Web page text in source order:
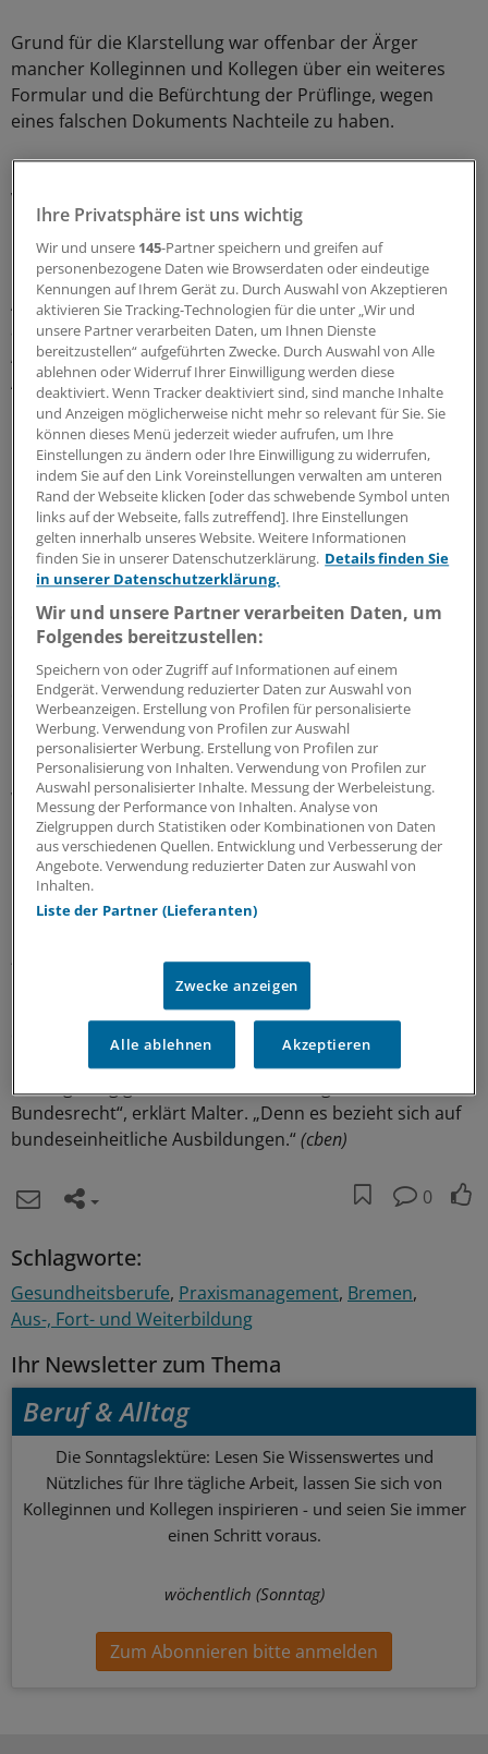
Grund für die Klarstellung war offenbar der Ärger
mancher Kolleginnen und Kollegen über ein weiteres
Formular und die Befürchtung der Prüflinge, wegen
eines falschen Dokuments Nachteile zu haben.
Vorsitzende des Prüfungsausschusses über die
Prüfungsunfähigkeit entscheidet, könnten andere
Bescheinigungen nicht anerkannt werden, so Malter.
Anders als bei Arbeitsunfähigkeitsbescheinigungen sei
auch eine rückwirkende Ausstellung unmöglich.
Allgemeine Atteste oder
Arbeitsunfähigkeitsbescheinigungen (AU-
Bescheinigungen) werden also nicht anerkannt, so die
Behörde.
Formular ausschließlich für
Gesundheitsberufe
Die Formulare würden von den Prüflingen selbst zur
Untersuchung mitgebracht und müssten nur noch von
den Ärzten vervollständigt werden.
Es handelt sich um ein Formular, das ausschließlich für
die staatlichen Prüfungen bei den Gesundheitsfach-/-
hilfs/- und Pflegeberufen verwendet werden soll. Andere
Berufsgruppen seien nicht betroffen.
Wenn das falsche Formular ausgefüllt werde, könnte der
Rücktritt nicht genehmigt und die Prüfung als nicht
bestanden gewertet werden. Das würde im schlimmsten
Fall dazu führen, dass die Prüflinge ihre Ausbildungen
insgesamt nicht bestehen.
„Das wäre für die Betroffenen natürlich eine
Katastrophe“, so Malter. „Wir wurden schon von
Prüflingen angerufen, weil ihre Arzt die Bescheinigung
der Prüfungsunfähigkeit nicht ausfüllen wollte.“
Bundesrecht“, erklärt Malter. „Denn es bezieht sich auf
bundeseinheitliche Ausbildungen.“(cben)
0
Schlagworte:
Gesundheitsberufe Praxismanagement Bremen
Aus-, Fort- und Weiterbildung
Ihr Newsletter zum Thema
Beruf & Alltag
Die Sonntagslektüre: Lesen Sie Wissenswertes und
Nützliches für Ihre tägliche Arbeit, lassen Sie sich von
Kolleginnen und Kollegen inspirieren - und seien Sie immer
einen Schritt voraus.
wöchentlich (Sonntag)
Zum Abonnieren bitte anmelden
Ihre Privatsphäre ist uns wichtig
Wir und unsere 145-Partner speichern und greifen auf
personenbezogene Daten wie Browserdaten oder eindeutige
Kennungen auf Ihrem Gerät zu. Durch Auswahl von Akzeptieren
aktivieren Sie Tracking-Technologien für die unter „Wir und
unsere Partner verarbeiten Daten, um Ihnen Dienste
bereitzustellen“ aufgeführten Zwecke. Durch Auswahl von Alle
ablehnen oder Widerruf Ihrer Einwilligung werden diese
deaktiviert. Wenn Tracker deaktiviert sind, sind manche Inhalte
und Anzeigen möglicherweise nicht mehr so relevant für Sie. Sie
können dieses Menü jederzeit wieder aufrufen, um Ihre
Einstellungen zu ändern oder Ihre Einwilligung zu widerrufen,
indem Sie auf den Link Voreinstellungen verwalten am unteren
Rand der Webseite klicken [oder das schwebende Symbol unten
links auf der Webseite, falls zutreffend]. Ihre Einstellungen
gelten innerhalb unseres Website. Weitere Informationen
finden Sie in unserer Datenschutzerklärung. Details finden Sie
in unserer Datenschutzerklärung.
Wir und unsere Partner verarbeiten Daten, um
Folgendes bereitzustellen:
Speichern von oder Zugriff auf Informationen auf einem
Endgerät. Verwendung reduzierter Daten zur Auswahl von
Werbeanzeigen. Erstellung von Profilen für personalisierte
Werbung. Verwendung von Profilen zur Auswahl
personalisierter Werbung. Erstellung von Profilen zur
Personalisierung von Inhalten. Verwendung von Profilen zur
Auswahl personalisierter Inhalte. Messung der Werbeleistung.
Messung der Performance von Inhalten. Analyse von
Zielgruppen durch Statistiken oder Kombinationen von Daten
aus verschiedenen Quellen. Entwicklung und Verbesserung der
Angebote. Verwendung reduzierter Daten zur Auswahl von
Inhalten.
Liste der Partner (Lieferanten)
Zwecke anzeigen
Alle ablehnen Akzeptieren